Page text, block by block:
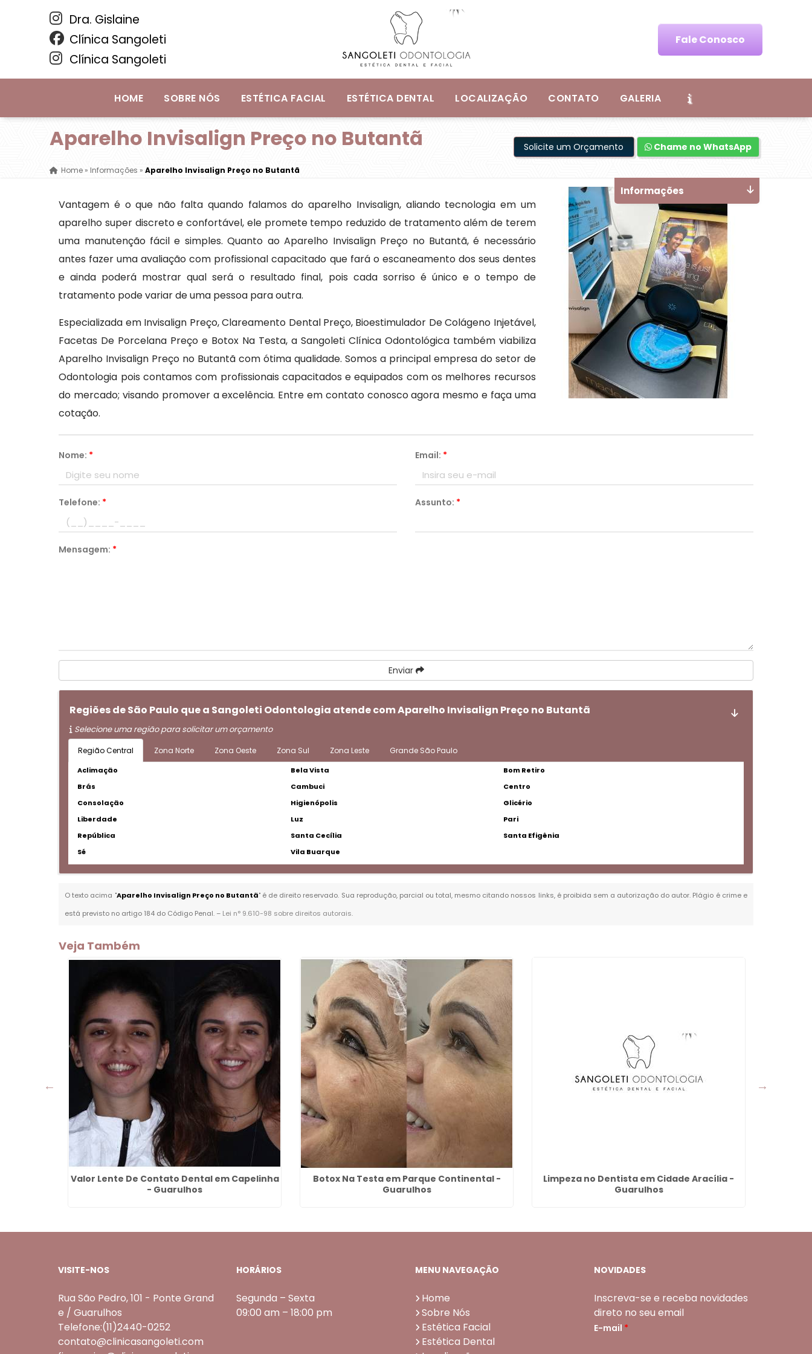
Dra. Gislaine
Clínica Sangoleti
Clínica Sangoleti
Fale Conosco
HOME SOBRE NÓS ESTÉTICA FACIAL ESTÉTICA DENTAL LOCALIZAÇÃO CONTATO GALERIA
Aparelho Invisalign Preço no Butantã
Home»Informações »Aparelho Invisalign Preço no Butantã
Solicite um Orçamento Chame no WhatsApp
Vantagem é o que não falta quando falamos do aparelho Invisalign, aliando tecnologia em um
aparelho super discreto e confortável, ele promete tempo reduzido de tratamento além de terem
uma manutenção fácil e simples. Quanto ao Aparelho Invisalign Preço no Butantã, é necessário
antes fazer uma avaliação com profissional capacitado que fará o escaneamento dos seus dentes
e ainda poderá mostrar qual será o resultado final, pois cada sorriso é único e o tempo de
tratamento pode variar de uma pessoa para outra.
Especializada em Invisalign Preço, Clareamento Dental Preço, Bioestimulador De Colágeno Injetável,
Facetas De Porcelana Preço e Botox Na Testa, a Sangoleti Clínica Odontológica também viabiliza
Aparelho Invisalign Preço no Butantã com ótima qualidade. Somos a principal empresa do setor de
Odontologia pois contamos com profissionais capacitados e equipados com os melhores recursos
do mercado; visando promover a excelência. Entre em contato conosco agora mesmo e faça uma
cotação.
Nome: * Email: *
Telefone: * Assunto: *
Mensagem: *
Enviar
Regiões de São Paulo que a Sangoleti Odontologia atende com Aparelho Invisalign Preço no Butantã
Selecione uma região para solicitar um orçamento
Região Central Zona Norte Zona Oeste Zona Sul Zona Leste Grande São Paulo
Aclimação Bela Vista
Bom Retiro
Brás
Cambuci
Centro
Consolação
Higienópolis
Glicério
Liberdade
Luz
Pari
República
Santa Cecília
Santa Efigênia
Sé
Vila Buarque
O texto acima "Aparelho Invisalign Preço no Butantã" é de direito reservado. Sua reprodução, parcial ou total, mesmo citando nossos links, é proibida sem a autorização do autor. Plágio é crime e
está previsto no artigo 184 do Código Penal. – Lei n° 9.610-98 sobre direitos autorais.
Informações
Veja Também
Valor Lente De Contato Dental em Capelinha
- Guarulhos
Botox Na Testa em Parque Continental -
Guarulhos
Limpeza no Dentista em Cidade Aracília -
Guarulhos
VISITE-NOS
Rua São Pedro, 101 - Ponte Grand
e / Guarulhos
Telefone:(11)2440-0252
contato@clinicasangoleti.com
HORÁRIOS
Segunda – Sexta
09:00 am – 18:00 pm
MENU NAVEGAÇÃO
Home
Sobre Nós
Estética Facial
Estética Dental
NOVIDADES
Inscreva-se e receba novidades
direto no seu email
E-mail *